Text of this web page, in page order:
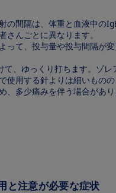
の間隔は、体重と血液中の
さんごとに異なります。
って、投与量や投与間隔が
て、ゆっくり打ちます。ゾレ
使用する針よりは細いもの
、多少痛みを伴う場合があり
と注意が必要な症状